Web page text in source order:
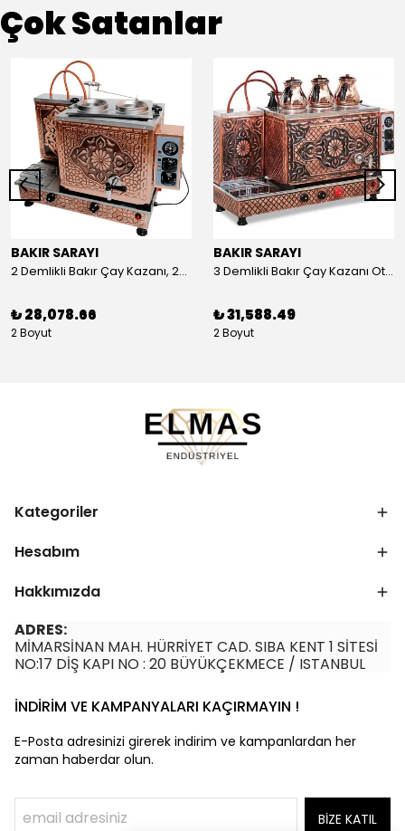
Çok Satanlar
BAKIR SARAYI
2 Demlikli Bakır Çay Kazanı, 25 Litre
₺ 28,078.66
2 Boyut
BAKIR SARAYI
3 Demlikli Bakır Çay Kazanı Otomatik, 30 Litre
₺ 31,588.49
2 Boyut
Kategoriler
Hesabım
Hakkımızda
ADRES:
MİMARSİNAN MAH. HÜRRİYET CAD. SIBA KENT 1 SİTESİ
NO:17 DİŞ KAPI NO : 20 BÜYÜKÇEKMECE / ISTANBUL
İNDİRİM VE KAMPANYALARI KAÇIRMAYIN !
E-Posta adresinizi girerek indirim ve kampanlardan her
zaman haberdar olun.
BİZE KATIL